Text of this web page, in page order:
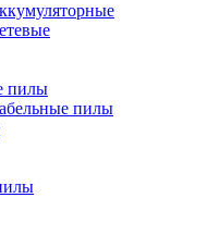
пилы
пилы